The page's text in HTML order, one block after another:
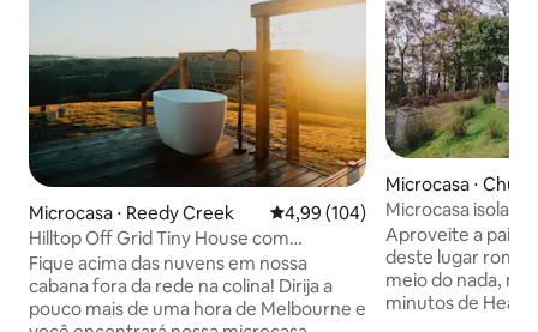
Microcasa ⋅ Reedy Creek 4,99 de uma avaliação média de
4,99 (104)
Hilltop Off Grid Tiny House com
banheiro ao ar livre
Fique acima das nuvens em nossa
cabana fora da rede na colina! Dirija a
pouco mais de uma hora de Melbourne e
Microcasa ⋅
Microcasa
com banheira no
Aproveite a
deste lugar
meio do nada,
minutos de Healesville.